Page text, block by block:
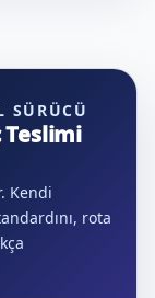
SÜRÜCÜ
Teslimi
Kendi
rota